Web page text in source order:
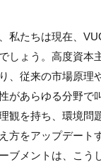
私たちは現在、
しょう。高度資本
、従来の市場原理
があらゆる分野で
観を持ち、環境問
方をアップデート
ブメントは、こう